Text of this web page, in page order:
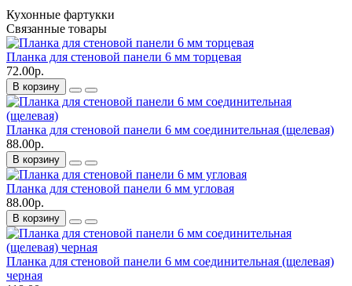
Кухонные фартукки
Связанные товары
Планка для стеновой панели 6 мм торцевая
72.00р.
В корзину
Планка для стеновой панели 6 мм соединительная (щелевая)
88.00р.
В корзину
Планка для стеновой панели 6 мм угловая
88.00р.
В корзину
Планка для стеновой панели 6 мм соединительная (щелевая)
черная